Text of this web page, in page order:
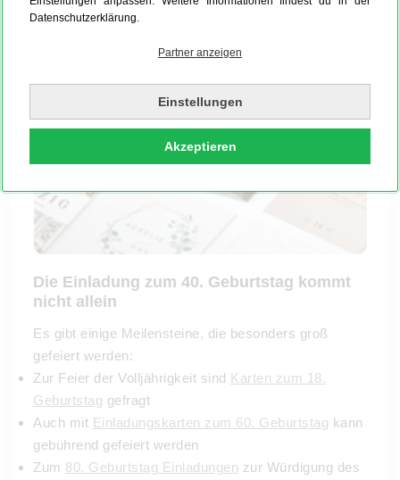
Datenschutzerklärung.
Partner anzeigen
Einstellungen
Akzeptieren
Die Einladung zum 40. Geburtstag kommt
nicht allein
Es gibt einige Meilensteine, die besonders groß
gefeiert werden:
Zur Feier der Volljährigkeit sind Karten zum 18.
Geburtstag gefragt
Auch mit Einladungskarten zum 60. Geburtstag kann
gebührend gefeiert werden
Zum 80. Geburtstag Einladungen zur Würdigung des